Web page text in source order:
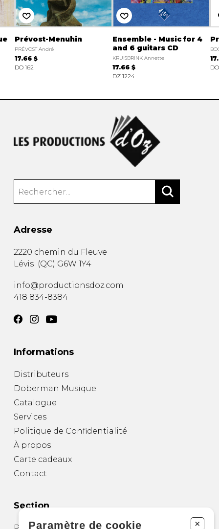
Prévost-Menuhin
PRÉVOST André
17.66 $
DO 162
Ensemble - Music for 4
and 6 guitars CD
KRUISBRINK Annette
17.66 $
DZ 1224
Adresse
2220 chemin du Fleuve
Lévis (QC) G6W 1Y4
info@productionsdoz.com
418 834-8384
Informations
Distributeurs
Doberman Musique
Catalogue
Services
Politique de Confidentialité
À propos
Carte cadeaux
Contact
Section
Paramètre de cookie +